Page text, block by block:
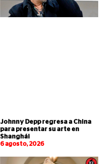
Johnny Depp regresa a China
para presentar su arte en
Shanghái
6 agosto, 2026